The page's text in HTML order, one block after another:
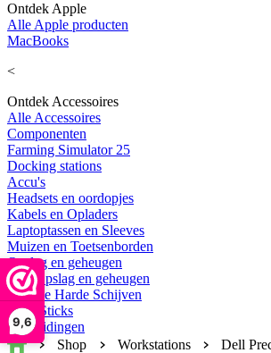
9,6
Ontdek Apple
Alle Apple producten
MacBooks
<
Ontdek Accessoires
Alle Accessoires
Componenten
Farming Simulator 25
Docking stations
Accu's
Headsets en oordopjes
Kabels en Opladers
Laptoptassen en Sleeves
Muizen en Toetsenborden
Opslag en geheugen
Alle Opslag en geheugen
Externe Harde Schijven
USB Sticks
Uitbreidingen
Home
Shop Workstations Dell